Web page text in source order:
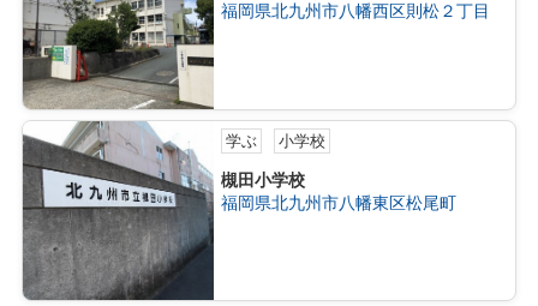
福岡県北九州市八幡西区則松２丁目
学ぶ 小学校
槻田小学校
福岡県北九州市八幡東区松尾町